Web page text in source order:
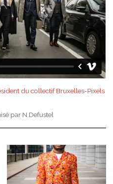
du collectif Bruxelles-Pixels
par N.Defustel